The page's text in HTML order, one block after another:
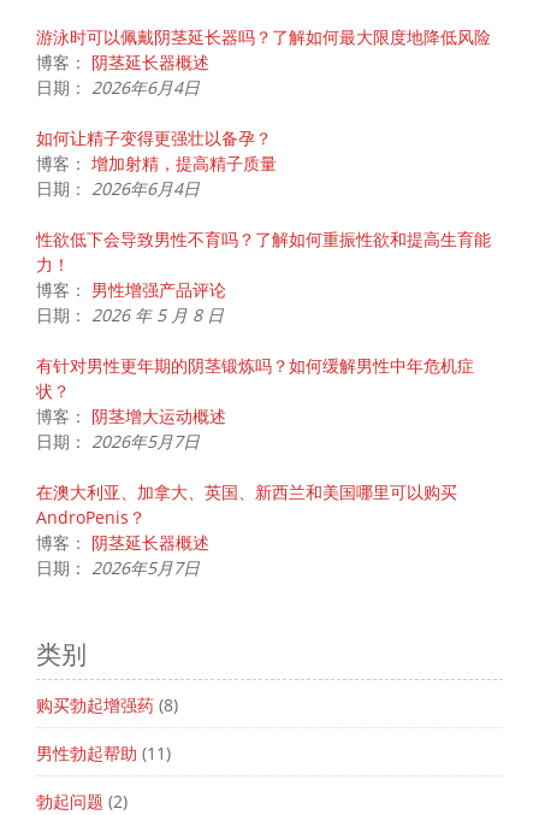
游泳时可以佩戴阴茎延长器吗？了解如何最大限度地降低风险
博客： 阴茎延长器概述
日期： 2026年6月4日
如何让精子变得更强壮以备孕？
博客： 增加射精，提高精子质量
日期： 2026年6月4日
性欲低下会导致男性不育吗？了解如何重振性欲和提高生育能
力！
博客： 男性增强产品评论
日期： 2026 年 5 月 8 日
有针对男性更年期的阴茎锻炼吗？如何缓解男性中年危机症
状？
博客： 阴茎增大运动概述
日期： 2026年5月7日
在澳大利亚、加拿大、英国、新西兰和美国哪里可以购买
AndroPenis？
博客： 阴茎延长器概述
日期： 2026年5月7日
类别
购买勃起增强药 (8)
男性勃起帮助 (11)
勃起问题 (2)